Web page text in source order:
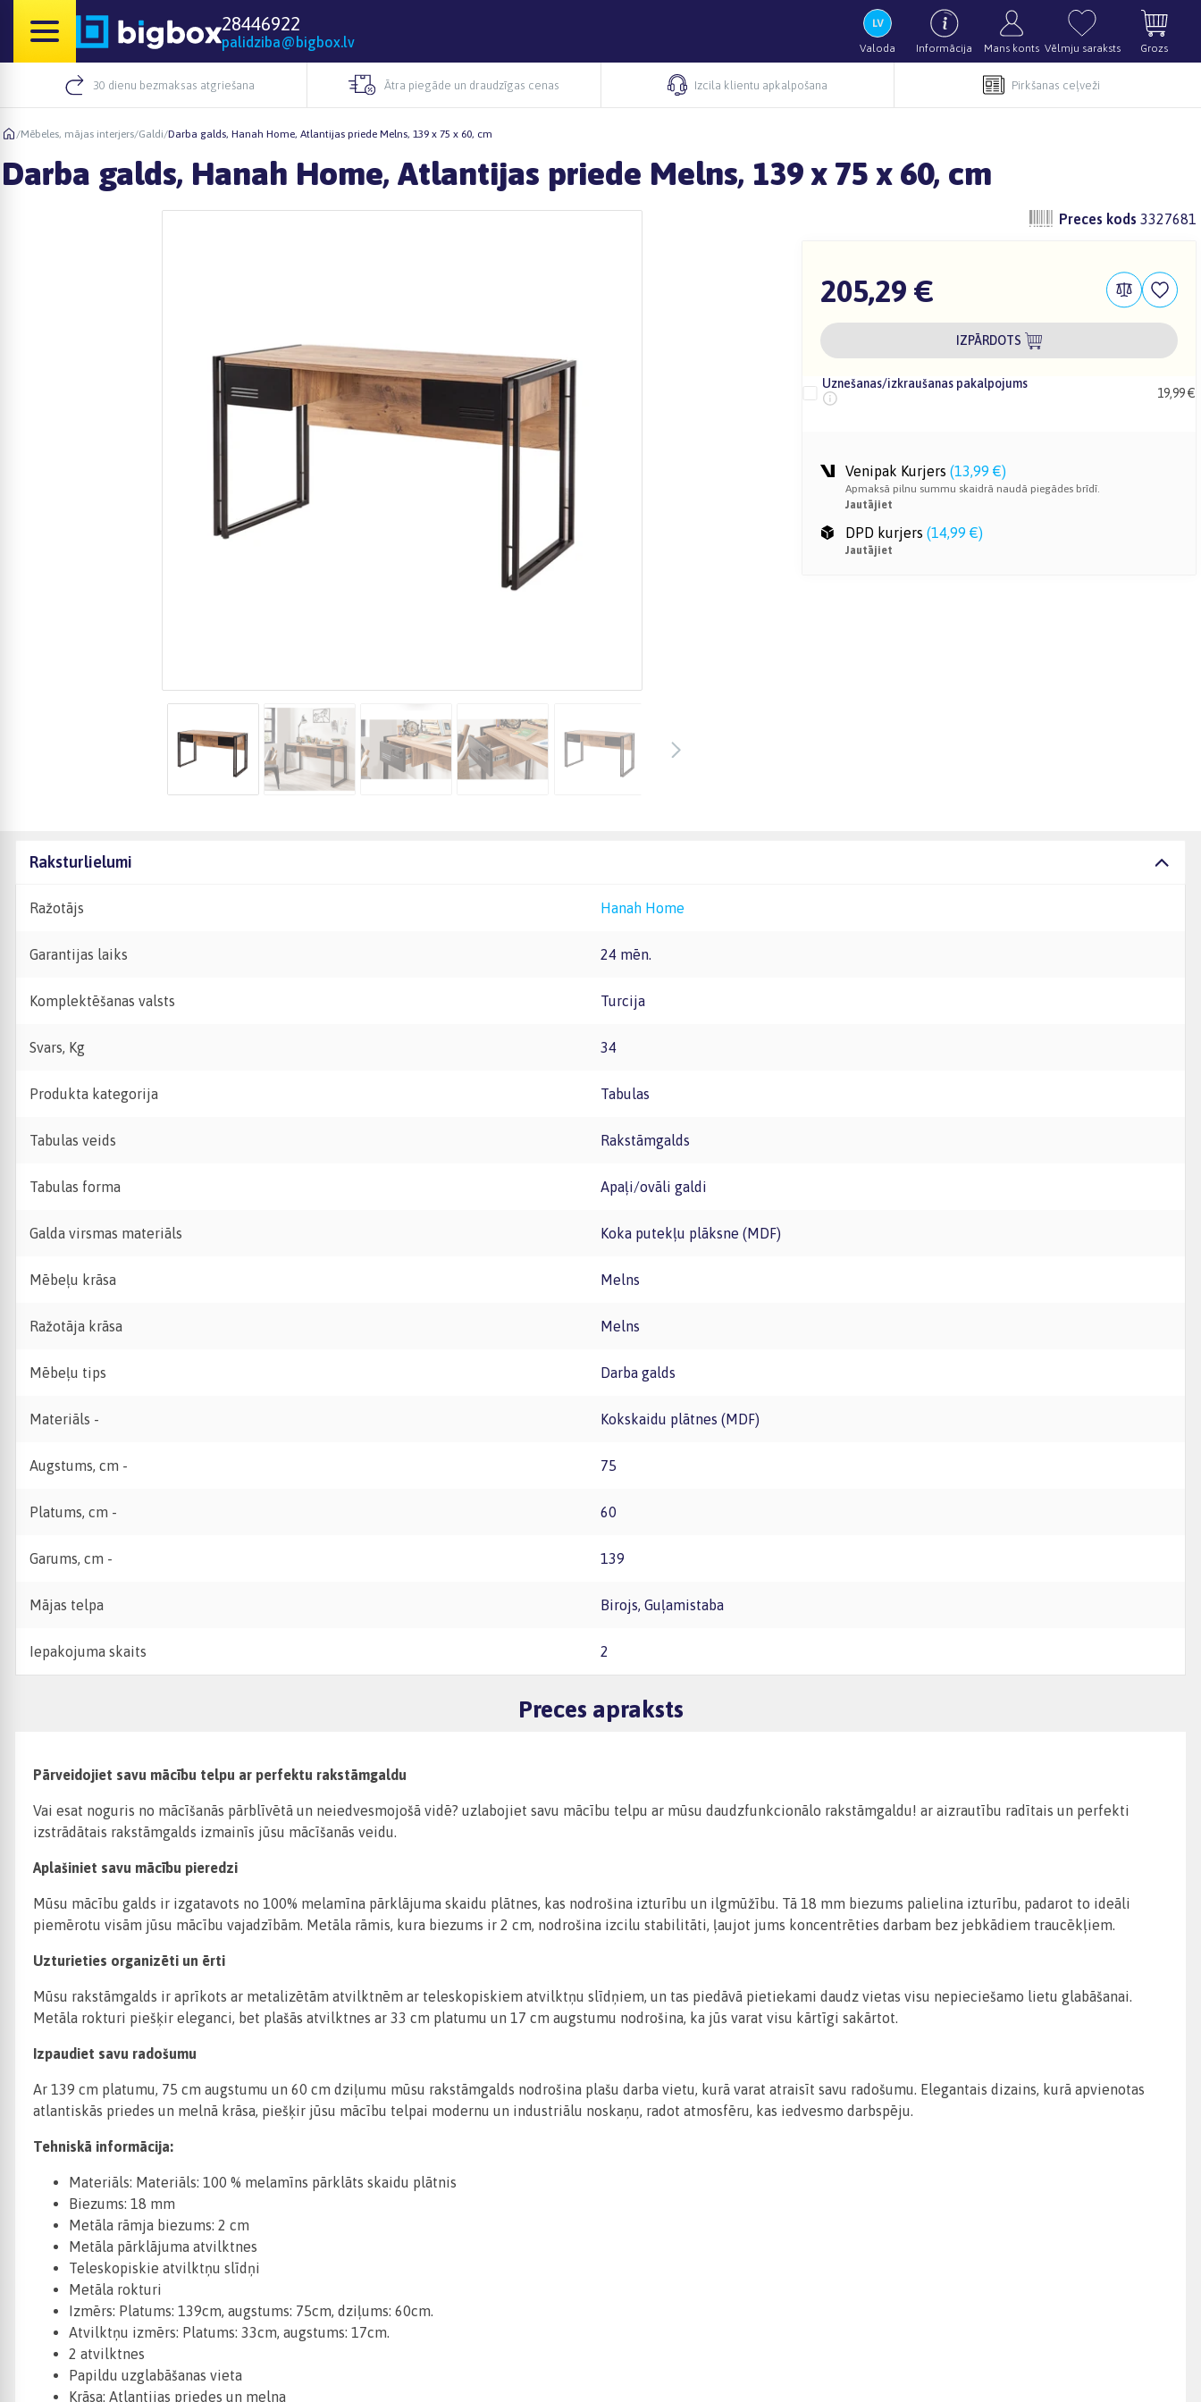
28446922
palidziba@bigbox.lv Valoda Informācija Mans konts Vēlmju saraksts Grozs
30 dienu bezmaksas atgriešana Ātra piegāde un draudzīgas cenas Izcila klientu apkalpošana Pirkšanas ceļveži
/Mēbeles, mājas interjers/Galdi/Darba galds, Hanah Home, Atlantijas priede Melns, 139 x 75 x 60, cm
Darba galds, Hanah Home, Atlantijas priede Melns, 139 x 75 x 60, cm
Preces kods 3327681
205,29 €
IZPĀRDOTS
Uznešanas/izkraušanas pakalpojums
19,99 €
Venipak Kurjers (13,99 €)
Apmaksā pilnu summu skaidrā naudā piegādes brīdī.
Jautājiet
DPD kurjers (14,99 €)
Jautājiet
Raksturlielumi
Ražotājs Hanah Home
Garantijas laiks 24 mēn.
Komplektēšanas valsts Turcija
Svars, Kg 34
Produkta kategorija Tabulas
Tabulas veids Rakstāmgalds
Tabulas forma Apaļi/ovāli galdi
Galda virsmas materiāls Koka putekļu plāksne (MDF)
Mēbeļu krāsa Melns
Ražotāja krāsa Melns
Mēbeļu tips Darba galds
Materiāls - Kokskaidu plātnes (MDF)
Augstums, cm - 75
Platums, cm - 60
Garums, cm - 139
Mājas telpa Birojs, Guļamistaba
Iepakojuma skaits 2
Preces apraksts
Pārveidojiet savu mācību telpu ar perfektu rakstāmgaldu
Vai esat noguris no mācīšanās pārblīvētā un neiedvesmojošā vidē? uzlabojiet savu mācību telpu ar mūsu daudzfunkcionālo rakstāmgaldu! ar aizrautību radītais un perfekti
izstrādātais rakstāmgalds izmainīs jūsu mācīšanās veidu.
Aplašiniet savu mācību pieredzi
Mūsu mācību galds ir izgatavots no 100% melamīna pārklājuma skaidu plātnes, kas nodrošina izturību un ilgmūžību. Tā 18 mm biezums palielina izturību, padarot to ideāli
piemērotu visām jūsu mācību vajadzībām. Metāla rāmis, kura biezums ir 2 cm, nodrošina izcilu stabilitāti, ļaujot jums koncentrēties darbam bez jebkādiem traucēkļiem.
Uzturieties organizēti un ērti
Mūsu rakstāmgalds ir aprīkots ar metalizētām atvilktnēm ar teleskopiskiem atvilktņu slīdņiem, un tas piedāvā pietiekami daudz vietas visu nepieciešamo lietu glabāšanai.
Metāla rokturi piešķir eleganci, bet plašās atvilktnes ar 33 cm platumu un 17 cm augstumu nodrošina, ka jūs varat visu kārtīgi sakārtot.
Izpaudiet savu radošumu
Ar 139 cm platumu, 75 cm augstumu un 60 cm dziļumu mūsu rakstāmgalds nodrošina plašu darba vietu, kurā varat atraisīt savu radošumu. Elegantais dizains, kurā apvienotas
atlantiskās priedes un melnā krāsa, piešķir jūsu mācību telpai modernu un industriālu noskaņu, radot atmosfēru, kas iedvesmo darbspēju.
Tehniskā informācija:
Materiāls: Materiāls: 100 % melamīns pārklāts skaidu plātnis
Biezums: 18 mm
Metāla rāmja biezums: 2 cm
Metāla pārklājuma atvilktnes
Teleskopiskie atvilktņu slīdņi
Metāla rokturi
Izmērs: Platums: 139cm, augstums: 75cm, dziļums: 60cm.
Atvilktņu izmērs: Platums: 33cm, augstums: 17cm.
2 atvilktnes
Papildu uzglabāšanas vieta
Krāsa: Atlantijas priedes un melna